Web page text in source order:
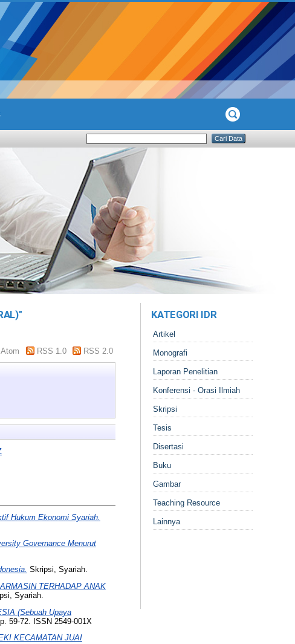
Atom RSS 1.0 RSS 2.0
Hukum Ekonomi Syariah.
Governance Menurut
Skripsi, Syariah.
TERHADAP ANAK
Syariah.
(Sebuah Upaya
59-72. ISSN 2549-001X
KECAMATAN JUAI
KATEGORI IDR
Artikel
Monografi
Laporan Penelitian
Konferensi - Orasi Ilmiah
Skripsi
Tesis
Disertasi
Buku
Gambar
Teaching Resource
Lainnya